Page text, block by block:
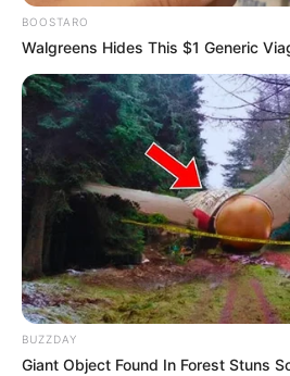
BOOSTARO
Walgreens Hides This $1 Generic
BUZZDAY
Giant Object Found In Forest Stuns